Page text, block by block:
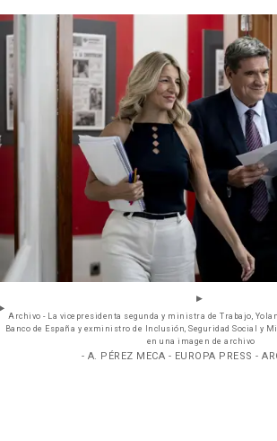
Archivo - La vicepresidenta segunda y ministra de Trabajo,
Banco de España y exministro de Inclusión, Seguridad Social y
en una imagen de archivo
- A. PÉREZ MECA - EUROPA PRESS -